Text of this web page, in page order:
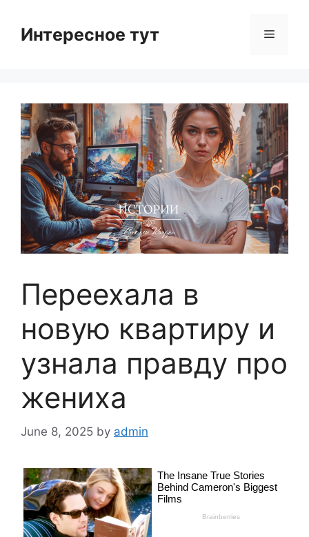
contentИнтересное тут Menu
Переехала в
новую квартиру и
узнала правду про
жениха
June 8, 2025 by admin